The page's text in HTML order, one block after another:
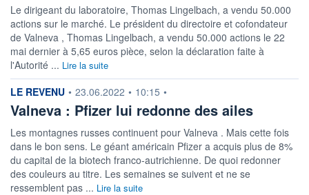
Le dirigeant du laboratoire, Thomas Lingelbach, a vendu 50.000
actions sur le marché. Le président du directoire et cofondateur
de Valneva , Thomas Lingelbach, a vendu 50.000 actions le 22
mai dernier à 5,65 euros pièce, selon la déclaration faite à
l'Autorité ... Lire la suite
information fournie par
LE REVENU • 23.06.2022 • 10:15 •
Valneva : Pfizer lui redonne des ailes
Les montagnes russes continuent pour Valneva . Mais cette fois
dans le bon sens. Le géant américain Pfizer a acquis plus de 8%
du capital de la biotech franco-autrichienne. De quoi redonner
des couleurs au titre. Les semaines se suivent et ne se
ressemblent pas ... Lire la suite